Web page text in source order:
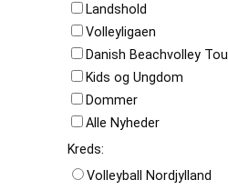
Landshold
Volleyligaen
Danish Beachvolley
Kids og Ungdom
Dommer
Alle Nyheder
Kreds:
Volleyball Nordjylland